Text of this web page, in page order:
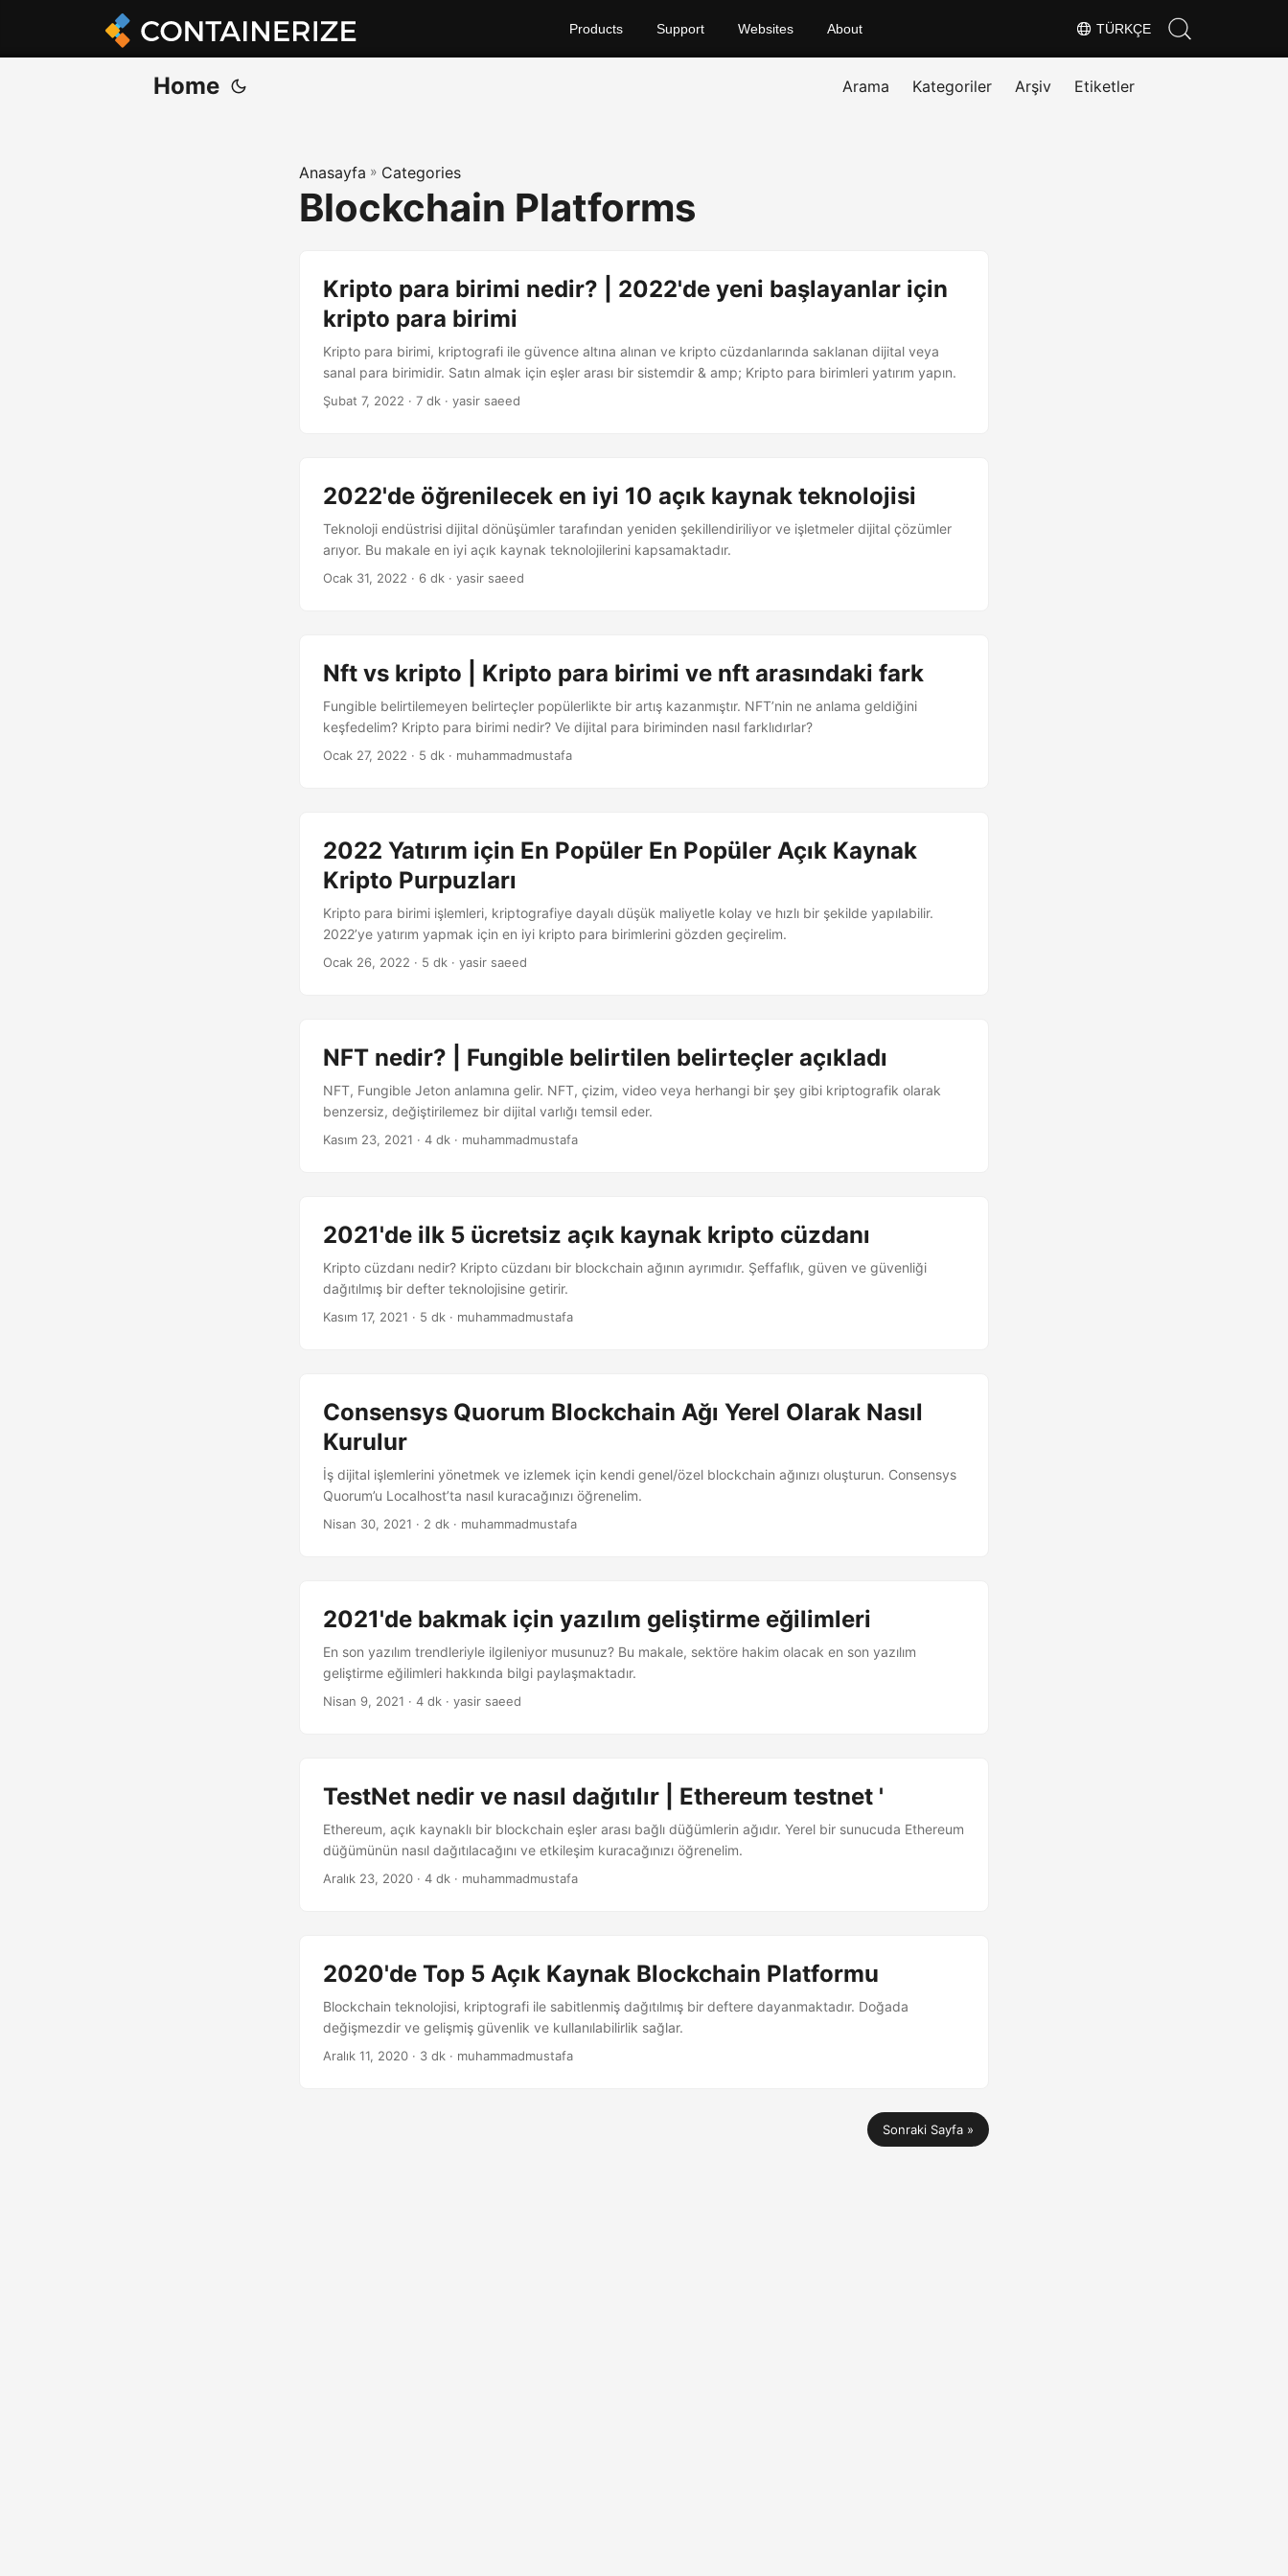
TÜRKÇE
Products Support Websites About
Home Arama Kategoriler Arşiv Etiketler
Anasayfa » Categories
Blockchain Platforms
Kripto para birimi nedir? | 2022'de yeni başlayanlar için
kripto para birimi
Kripto para birimi, kriptografi ile güvence altına alınan ve kripto cüzdanlarında saklanan dijital veya
sanal para birimidir. Satın almak için eşler arası bir sistemdir & amp; Kripto para birimleri yatırım yapın.
Şubat 7, 2022 · 7 dk · yasir saeed
2022'de öğrenilecek en iyi 10 açık kaynak teknolojisi
Teknoloji endüstrisi dijital dönüşümler tarafından yeniden şekillendiriliyor ve işletmeler dijital çözümler
arıyor. Bu makale en iyi açık kaynak teknolojilerini kapsamaktadır.
Ocak 31, 2022 · 6 dk · yasir saeed
Nft vs kripto | Kripto para birimi ve nft arasındaki fark
Fungible belirtilemeyen belirteçler popülerlikte bir artış kazanmıştır. NFT’nin ne anlama geldiğini
keşfedelim? Kripto para birimi nedir? Ve dijital para biriminden nasıl farklıdırlar?
Ocak 27, 2022 · 5 dk · muhammadmustafa
2022 Yatırım için En Popüler En Popüler Açık Kaynak
Kripto Purpuzları
Kripto para birimi işlemleri, kriptografiye dayalı düşük maliyetle kolay ve hızlı bir şekilde yapılabilir.
2022’ye yatırım yapmak için en iyi kripto para birimlerini gözden geçirelim.
Ocak 26, 2022 · 5 dk · yasir saeed
NFT nedir? | Fungible belirtilen belirteçler açıkladı
NFT, Fungible Jeton anlamına gelir. NFT, çizim, video veya herhangi bir şey gibi kriptografik olarak
benzersiz, değiştirilemez bir dijital varlığı temsil eder.
Kasım 23, 2021 · 4 dk · muhammadmustafa
2021'de ilk 5 ücretsiz açık kaynak kripto cüzdanı
Kripto cüzdanı nedir? Kripto cüzdanı bir blockchain ağının ayrımıdır. Şeffaflık, güven ve güvenliği
dağıtılmış bir defter teknolojisine getirir.
Kasım 17, 2021 · 5 dk · muhammadmustafa
Consensys Quorum Blockchain Ağı Yerel Olarak Nasıl
Kurulur
İş dijital işlemlerini yönetmek ve izlemek için kendi genel/özel blockchain ağınızı oluşturun. Consensys
Quorum’u Localhost’ta nasıl kuracağınızı öğrenelim.
Nisan 30, 2021 · 2 dk · muhammadmustafa
2021'de bakmak için yazılım geliştirme eğilimleri
En son yazılım trendleriyle ilgileniyor musunuz? Bu makale, sektöre hakim olacak en son yazılım
geliştirme eğilimleri hakkında bilgi paylaşmaktadır.
Nisan 9, 2021 · 4 dk · yasir saeed
TestNet nedir ve nasıl dağıtılır | Ethereum testnet '
Ethereum, açık kaynaklı bir blockchain eşler arası bağlı düğümlerin ağıdır. Yerel bir sunucuda Ethereum
düğümünün nasıl dağıtılacağını ve etkileşim kuracağınızı öğrenelim.
Aralık 23, 2020 · 4 dk · muhammadmustafa
2020'de Top 5 Açık Kaynak Blockchain Platformu
Blockchain teknolojisi, kriptografi ile sabitlenmiş dağıtılmış bir deftere dayanmaktadır. Doğada
değişmezdir ve gelişmiş güvenlik ve kullanılabilirlik sağlar.
Aralık 11, 2020 · 3 dk · muhammadmustafa
Sonraki Sayfa »